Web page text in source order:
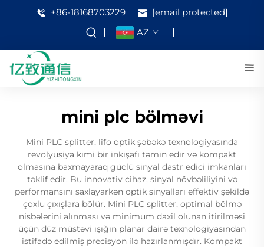
+86-18168703229
[email protected]
AZ
mini plc bölməvi
Mini PLC splitter, lifo optik şəbəkə texnologiyasında
revolyusiya kimi bir inkişafı təmin edir və kompakt
olmasına baxmayaraq güclü sinyal dastr edici imkanları
təklif edir. Bu innovativ cihaz, sinyal növbəliliyini və
performansını saxlayarkən optik sinyalları effektiv şəkildə
çoxlu çıxışlara bölür. Mini PLC splitter, optimal bölmə
nisbələrini alınması və minimum daxil olunan itirilməsi
üçün düz müstəvi ışığın planar dairə texnologiyasından
istifadə edilmiş precisyon ilə hazırlanmışdır. Kompakt